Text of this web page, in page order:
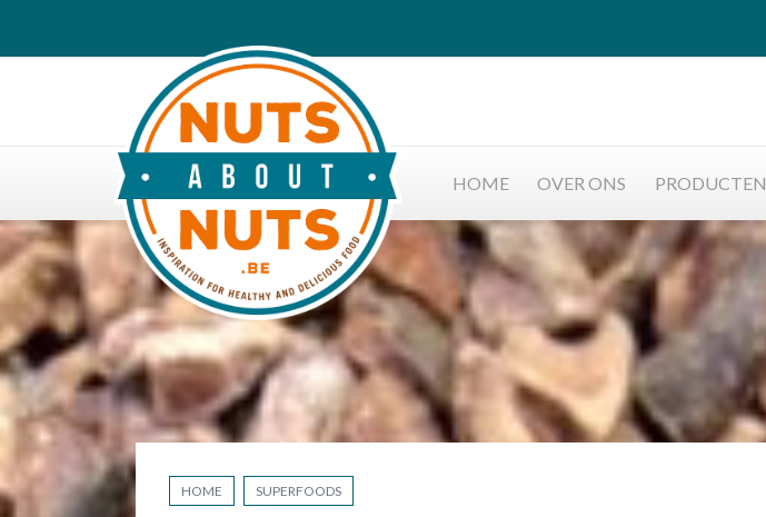
HOME OVER ONS PRODUCTEN
HOME SUPERFOODS